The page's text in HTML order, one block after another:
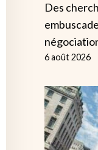
Des
6 août 2026